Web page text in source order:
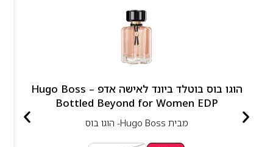
הוגו בוס בוטלד ביונד לאישה אדפ – Hugo Boss
Bottled Beyond for Women EDP
מבית Hugo Boss- הוגו בוס